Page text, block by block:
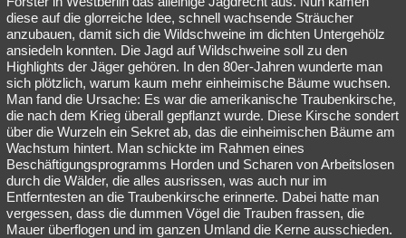
diese auf die glorreiche Idee, schnell wachsende Sträucher
anzubauen, damit sich die Wildschweine im dichten Untergehölz
ansiedeln konnten. Die Jagd auf Wildschweine soll zu den
Highlights der Jäger gehören. In den 80er-Jahren wunderte man
sich plötzlich, warum kaum mehr einheimische Bäume wuchsen.
Man fand die Ursache: Es war die amerikanische Traubenkirsche,
die nach dem Krieg überall gepflanzt wurde. Diese Kirsche sondert
über die Wurzeln ein Sekret ab, das die einheimischen Bäume am
Wachstum hintert. Man schickte im Rahmen eines
Beschäftigungsprogramms Horden und Scharen von Arbeitslosen
durch die Wälder, die alles ausrissen, was auch nur im
Entferntesten an die Traubenkirsche erinnerte. Dabei hatte man
vergessen, dass die dummen Vögel die Trauben frassen, die
Mauer überflogen und im ganzen Umland die Kerne ausschieden.